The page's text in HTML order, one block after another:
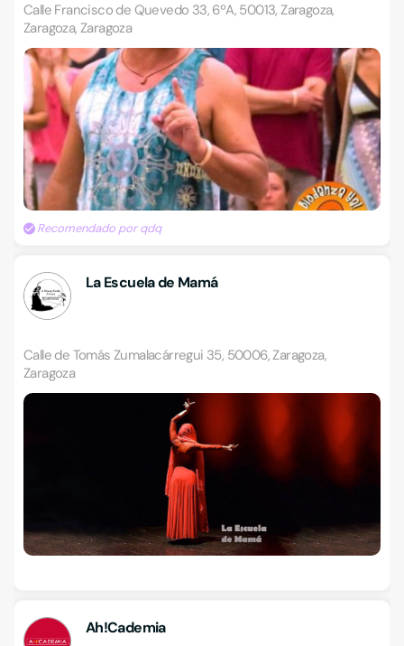
Calle Francisco de Quevedo 33, 6ºA, 50013, Zaragoza,
Zaragoza, Zaragoza
Recomendado por qdq
La Escuela de Mamá
Calle de Tomás Zumalacárregui 35, 50006, Zaragoza,
Zaragoza
Ah!Cademia